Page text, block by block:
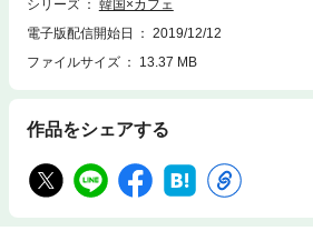
シリーズ
韓国×カフェ
電子版配信開始日
2019/12/12
ファイルサイズ
13.37 MB
作品をシェアする